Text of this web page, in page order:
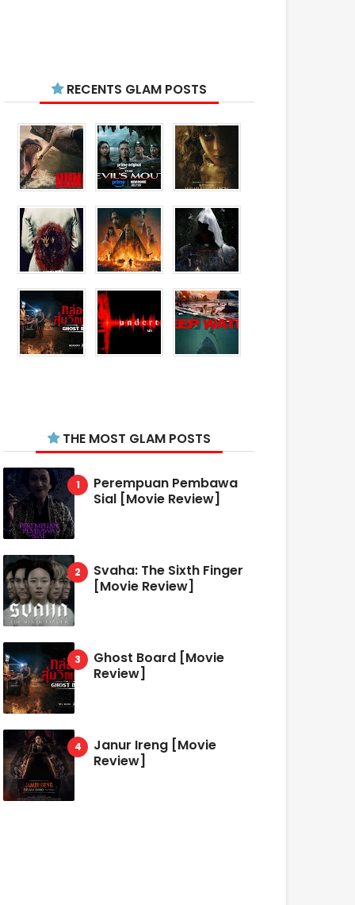
RECENTS GLAM POSTS
THE MOST GLAM POSTS
Perempuan Pembawa
Sial [Movie Review]
Svaha: The Sixth Finger
[Movie Review]
Ghost Board [Movie
Review]
Janur Ireng [Movie
Review]